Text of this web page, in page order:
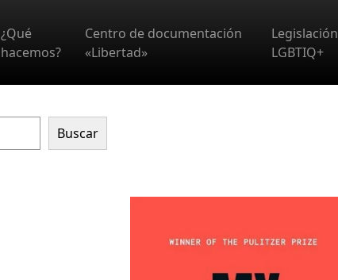
¿Qué
hacemos?
Centro de documentación
«Libertad»
Legislación
LGBTIQ+
Buscar